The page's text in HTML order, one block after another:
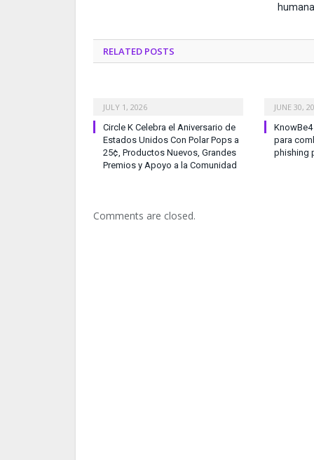
humana
RELATED POSTS
JULY 1, 2026
Circle K Celebra el Aniversario de
Estados Unidos Con Polar Pops a
25¢, Productos Nuevos, Grandes
Premios y Apoyo a la Comunidad
JUNE 30,
KnowBe4
para
phishing
Comments are closed.